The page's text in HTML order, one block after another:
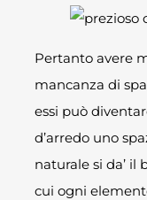
Pertanto avere
mancanza di
essi può
d’arredo uno
naturale si da’ il
cui ogni